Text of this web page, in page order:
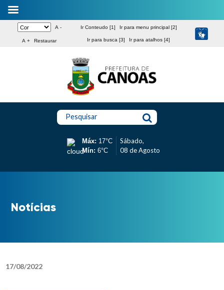
A -
A + Restaurar
Ir Conteudo [1] Ir para menu principal [2]
Ir para busca [3] Ir para atalhos [4]
Pesquisar
Máx: 17°C
Mín: 6°C
Sábado,
08 de Agosto
Notícias
17/08/2022